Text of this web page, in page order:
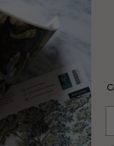
Pasta de papel
Pegamento suficiente para
Información del producto
9 €
Añadir